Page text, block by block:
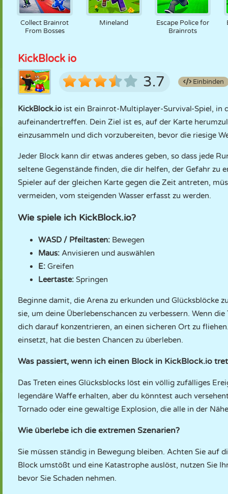
Collect Brainrot
From Bosses
Mineland
Escape Police for
Brainrots
KickBlock io
3.7 Einbinden
KickBlock.io ist ein Brainrot-Multiplayer-Survival-Spiel, in
aufeinandertreffen. Dein Ziel ist es, auf der Karte
einzusammeln und dich vorzubereiten, bevor die riesige
Jeder Block kann dir etwas anderes geben, so dass jede
seltene Gegenstände finden, die dir helfen, der Gefahr zu
Spieler auf der gleichen Karte gegen die Zeit antreten,
vermeiden, vom steigenden Wasser erfasst zu werden.
Wie spiele ich KickBlock.io?
WASD / Pfeiltasten: Bewegen
Maus: Anvisieren und auswählen
E: Greifen
Leertaste: Springen
Beginne damit, die Arena zu erkunden und Glücksblöcke
sie, um deine Überlebenschancen zu verbessern. Wenn
dich darauf konzentrieren, an einen sicheren Ort zu
einsetzt, hat die besten Chancen zu überleben.
Was passiert, wenn ich einen Block in KickBlock.io
Das Treten eines Glücksblocks löst ein völlig zufälliges
legendäre Waffe erhalten, aber du könntest auch
Tornado oder eine gewaltige Explosion, die alle in der
Wie überlebe ich die extremen Szenarien?
Sie müssen ständig in Bewegung bleiben. Achten Sie auf
Block umstößt und eine Katastrophe auslöst, nutzen Sie
bevor Sie Schaden nehmen.